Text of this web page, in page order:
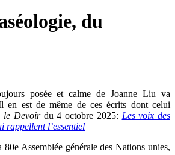
du
posée et calme de Joanne Liu va
en est de même de ces écrits dont celui
le Devoir du 4 octobre 2025: Les voix des
rappellent l’essentiel
Assemblée générale des Nations unies,